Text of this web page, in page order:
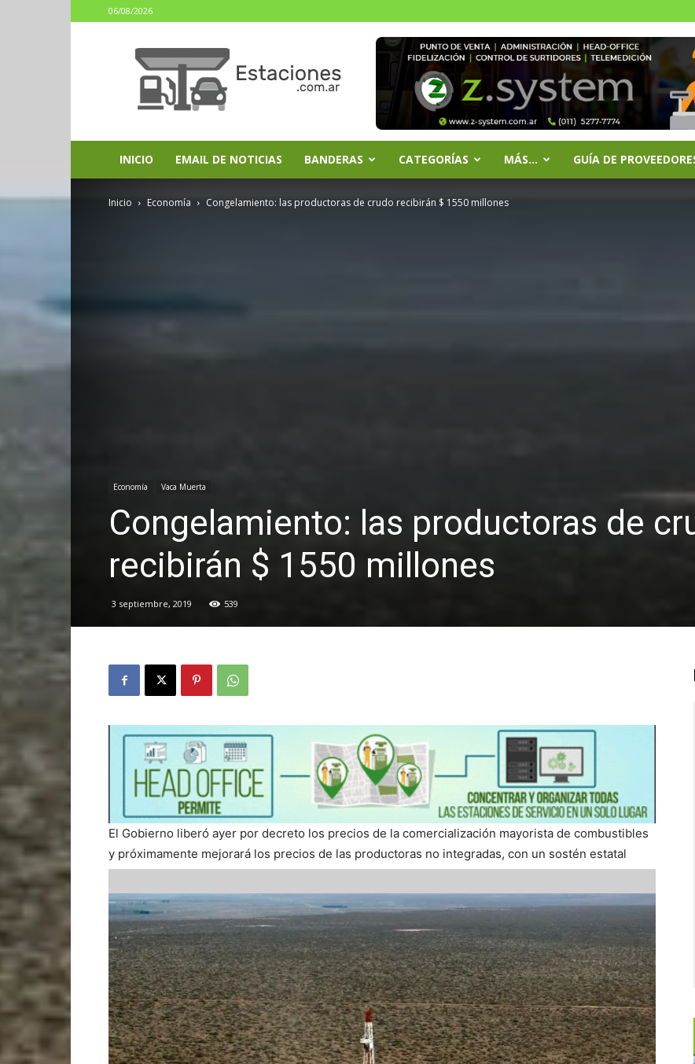
06/08/2026
INICIO EMAIL DE NOTICIAS BANDERAS CATEGORÍAS MÁS… GUÍA DE
Inicio Economía Congelamiento: las productoras de crudo recibirán $ 1550 millones
Economía Vaca Muerta
Congelamiento: las productoras de
recibirán $ 1550 millones
3 septiembre, 2019 539
El Gobierno liberó ayer por decreto los precios de la comercialización mayorista de combustibles
y próximamente mejorará los precios de las productoras no integradas, con un sostén estatal